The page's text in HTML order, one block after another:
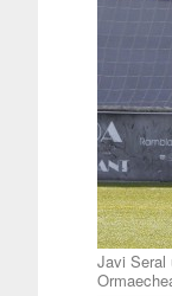
Javi Seral